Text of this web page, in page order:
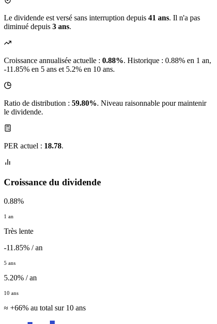
Le dividende est versé sans interruption depuis 41 ans. Il n'a pas
diminué depuis 3 ans.
Croissance annualisée actuelle : 0.88%. Historique : 0.88% en 1 an,
-11.85% en 5 ans et 5.2% en 10 ans.
Ratio de distribution : 59.80%. Niveau raisonnable pour maintenir
le dividende.
PER actuel : 18.78.
Croissance du dividende
0.88%
1 an
Très lente
-11.85% / an
5 ans
5.20% / an
10 ans
≈ +66% au total sur 10 ans